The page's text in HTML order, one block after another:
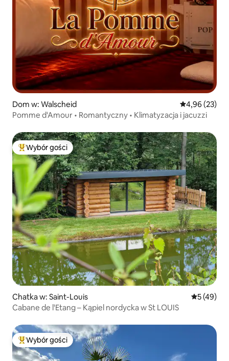
Dom w: Walscheid Średnia
4,96 (23)
Pomme d'Amour • Romantyczny • Klimatyzacja i jacuzzi
Najpopularniejsze z kategorii Wybór gości
Wybór gości
Chatka w: Saint-Louis Średnia
5 (49)
Cabane de l'Etang – Kąpiel nordycka w St LOUIS
Najpopularniejsze z kategorii Wybór gości
Wybór gości